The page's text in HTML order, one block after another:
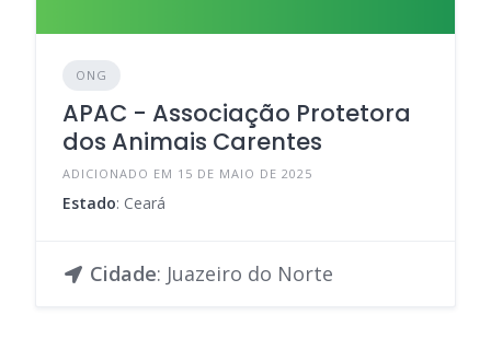
ONG
APAC - Associação Protetora
dos Animais Carentes
ADICIONADO EM 15 DE MAIO DE 2025
Estado: Ceará
Cidade: Juazeiro do Norte